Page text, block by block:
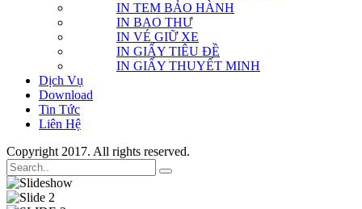
IN TEM BẢO HÀNH
IN BAO THƯ
IN VÉ GIỮ XE
IN GIẤY TIÊU ĐỀ
IN GIẤY THUYẾT MINH
Dịch Vụ
Download
Tin Tức
Liên Hệ
Copyright 2017. All rights reserved.